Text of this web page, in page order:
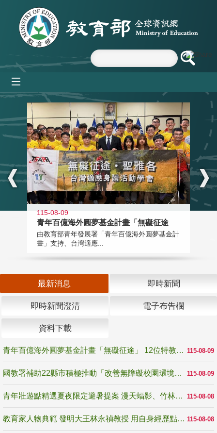
跳到主要內容區塊
:::
115-08-09
青年百億海外圓夢基金計畫「無礙征途
由教育部青年發展署「青年百億海外圓夢基金計
畫」支持、台灣適應...
最新消息 即時新聞
即時新聞澄清 電子布告欄
資料下載
115-08-09
青年百億海外圓夢基金計畫「無礙征途」 12位特教與弱勢青年勇闖西班牙 跨越感官限制見證生命蛻變
115-08-09
國教署補助22縣市積極推動「改善無障礙校園環境計畫」 打造友善、安全、無礙學習空間
115-08-08
青年壯遊點精選夏夜限定避暑提案 漫天蝠影、竹林尋蛙、茶香夜觀 邀青年暮色出發
115-08-08
教育家人物典範 發明大王林永禎教授 用自身經歷點亮學生的路